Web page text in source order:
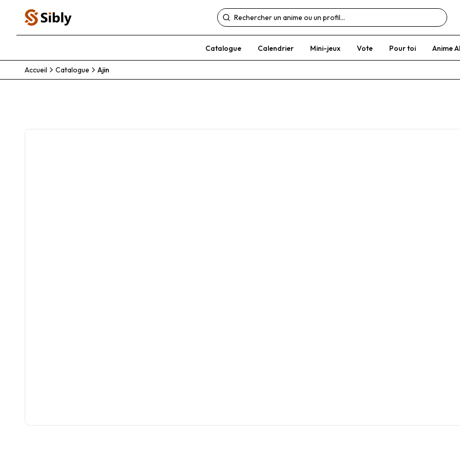
Catalogue Calendrier Mini-jeux Vote Pour toi Anime
Accueil Catalogue Ajin